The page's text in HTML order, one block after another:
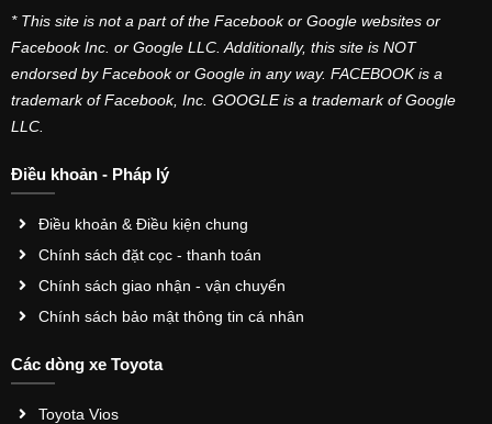
* This site is not a part of the Facebook or Google websites or
Facebook Inc. or Google LLC. Additionally, this site is NOT
endorsed by Facebook or Google in any way. FACEBOOK is a
trademark of Facebook, Inc. GOOGLE is a trademark of Google
LLC.
Điều khoản - Pháp lý
Điều khoản & Điều kiện chung
Chính sách đặt cọc - thanh toán
Chính sách giao nhận - vận chuyển
Chính sách bảo mật thông tin cá nhân
Các dòng xe Toyota
Toyota Vios